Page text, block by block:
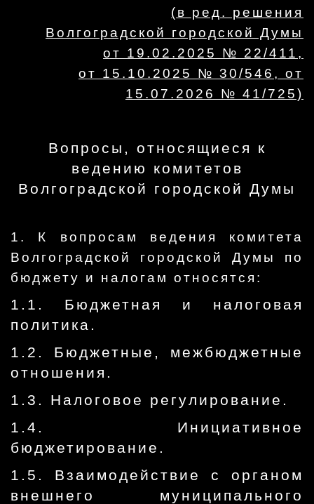
(в ред. решения
Волгоградской городской Думы
от 19.02.2025 № 22/411,
от 15.10.2025 № 30/546, от
15.07.2026 № 41/725)
Вопросы, относящиеся к
ведению комитетов
Волгоградской городской Думы
1. К вопросам ведения комитета
Волгоградской городской Думы по
бюджету и налогам относятся:
1.1. Бюджетная и налоговая
политика.
1.2. Бюджетные, межбюджетные
отношения.
1.3. Налоговое регулирование.
1.4. Инициативное
бюджетирование.
1.5. Взаимодействие с органом
внешнего муниципального